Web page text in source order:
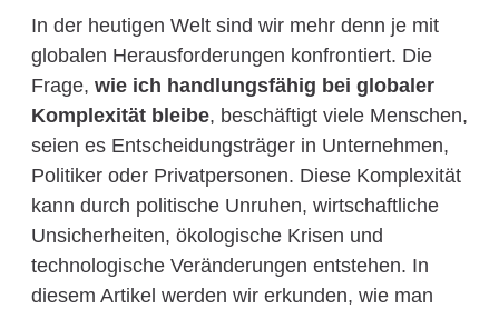
In der heutigen Welt sind wir mehr denn je mit
globalen Herausforderungen konfrontiert. Die
Frage, wie ich handlungsfähig bei globaler
Komplexität bleibe, beschäftigt viele Menschen,
seien es Entscheidungsträger in Unternehmen,
Politiker oder Privatpersonen. Diese Komplexität
kann durch politische Unruhen, wirtschaftliche
Unsicherheiten, ökologische Krisen und
technologische Veränderungen entstehen. In
diesem Artikel werden wir erkunden, wie man